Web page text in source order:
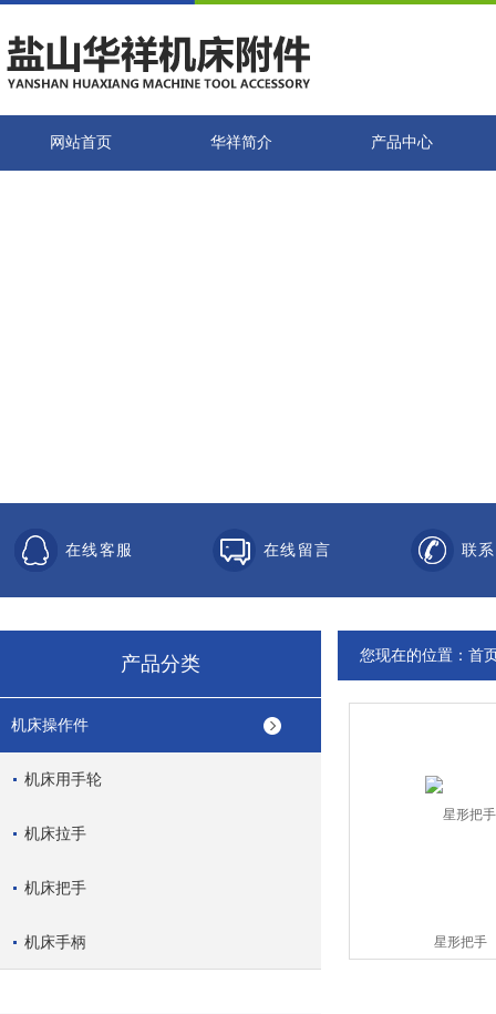
网站首页 华祥简介 产品中心
在线客服 在线留言 联
产品分类
机床操作件
机床用手轮
机床拉手
机床把手
机床手柄
您现在的位置： 首
星形把手